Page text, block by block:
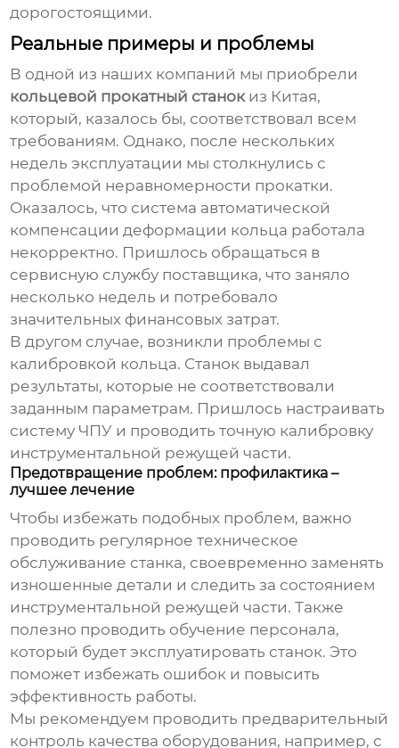
дорогостоящими.
Реальные примеры и проблемы
В одной из наших компаний мы приобрели
кольцевой прокатный станокиз Китая,
который, казалось бы, соответствовал всем
требованиям. Однако, после нескольких
недель эксплуатации мы столкнулись с
проблемой неравномерности прокатки.
Оказалось, что система автоматической
компенсации деформации кольца работала
некорректно. Пришлось обращаться в
сервисную службу поставщика, что заняло
несколько недель и потребовало
значительных финансовых затрат.
В другом случае, возникли проблемы с
калибровкой кольца. Станок выдавал
результаты, которые не соответствовали
заданным параметрам. Пришлось настраивать
систему ЧПУ и проводить точную калибровку
инструментальной режущей части.
Предотвращение проблем: профилактика –
лучшее лечение
Чтобы избежать подобных проблем, важно
проводить регулярное техническое
обслуживание станка, своевременно заменять
изношенные детали и следить за состоянием
инструментальной режущей части. Также
полезно проводить обучение персонала,
который будет эксплуатировать станок. Это
поможет избежать ошибок и повысить
эффективность работы.
Мы рекомендуем проводить предварительный
контроль качества оборудования, например, с